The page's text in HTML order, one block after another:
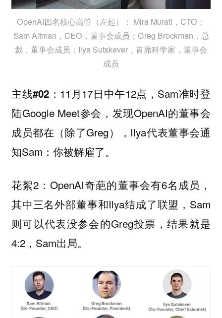
OpenAI四名核心高管（左起）： Mira Murati，CTO；
Sam Altman，CEO，董事会成员；Greg Brockman，总
裁，董事会成员；Ilya Sutskever，首席科学家，董事会
成员
主线#02： 11月17日中午12点，Sam准时登
陆Google Meet参会，发现OpenAI的董事会
成员都在（除了Greg），Ilya代表董事会通
知Sam：你被解雇了。
花絮2：OpenAI奇葩的董事会有6名成员，
其中三名外部董事和Ilya结成了联盟，Sam
则可以代表没参会的Greg投票，结果就是
4:2，Sam出局。